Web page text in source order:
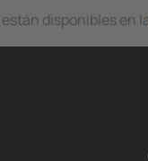
disponibles en